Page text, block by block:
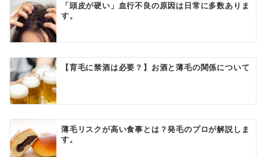
「頭皮が硬い」血行不良の原因は日常に多数ありま
す。
【育毛に禁酒は必要？】お酒と薄毛の関係について
薄毛リスクが高い食事とは？発毛のプロが解説しま
す。